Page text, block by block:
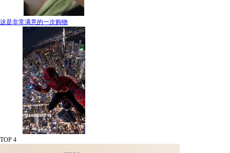
这是非常满意的一次购物
TOP 4